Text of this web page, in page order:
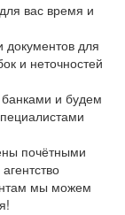
вас время и
документов для
и неточностей
и будем
почётными
мы можем